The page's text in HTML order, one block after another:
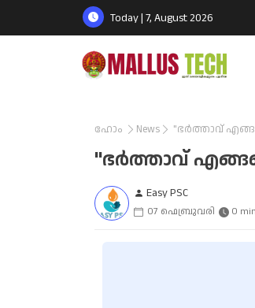
Today | 7, August 2026
ഹോം News "ഭർത്താവ്
"ഭർത്താവ്
Easy PSC
07 ഫെബ്രുവരി 0